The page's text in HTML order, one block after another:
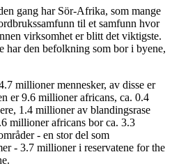
gang har Sör-Afrika, som mange
til et samfunn hvor
virksomhet er blitt det viktigste.
har den befolkning som bor i byene,
millioner mennesker, av disse er
er 9.6 millioner africans, ca. 0.4
1.4 millioner av blandingsrase
millioner africans bor ca. 3.3
- en stor del som
- 3.7 millioner i reservatene for the